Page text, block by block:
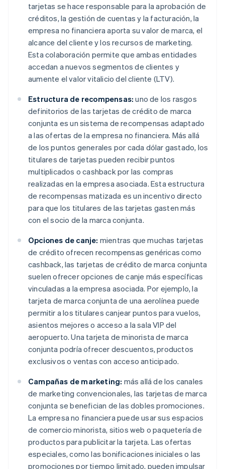
tarjetas se hace responsable para la aprobación de
créditos, la gestión de cuentas y la facturación, la
empresa no financiera aporta su valor de marca, el
alcance del cliente y los recursos de marketing.
Esta colaboración permite que ambas entidades
accedan a nuevos segmentos de clientes y
aumente el valor vitalicio del cliente (LTV).
Estructura de recompensas: uno de los rasgos
definitorios de las tarjetas de crédito de marca
conjunta es un sistema de recompensas adaptado
a las ofertas de la empresa no financiera. Más allá
de los puntos generales por cada dólar gastado, los
titulares de tarjetas pueden recibir puntos
multiplicados o cashback por las compras
realizadas en la empresa asociada. Esta estructura
de recompensas matizada es un incentivo directo
para que los titulares de las tarjetas gasten más
con el socio de la marca conjunta.
Opciones de canje: mientras que muchas tarjetas
de crédito ofrecen recompensas genéricas como
cashback, las tarjetas de crédito de marca conjunta
suelen ofrecer opciones de canje más específicas
vinculadas a la empresa asociada. Por ejemplo, la
tarjeta de marca conjunta de una aerolínea puede
permitir a los titulares canjear puntos para vuelos,
asientos mejores o acceso a la sala VIP del
aeropuerto. Una tarjeta de minorista de marca
conjunta podría ofrecer descuentos, productos
exclusivos o ventas con acceso anticipado.
Campañas de marketing: más allá de los canales
de marketing convencionales, las tarjetas de marca
conjunta se benefician de las dobles promociones.
La empresa no financiera puede usar sus espacios
de comercio minorista, sitios web o paquetería de
productos para publicitar la tarjeta. Las ofertas
especiales, como las bonificaciones iniciales o las
promociones por tiempo limitado, pueden impulsar